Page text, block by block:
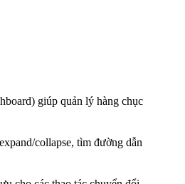
giúp quản lý hàng chục
collapse, tìm đường dẫn